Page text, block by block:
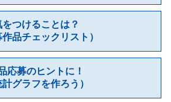
をつけることは？
作品チェックリスト）
応募のヒントに！
計グラフを作ろう）